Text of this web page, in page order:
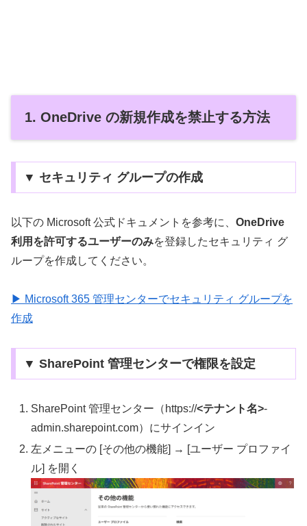
1. OneDrive の新規作成を禁止する方法
▼ セキュリティ グループの作成
以下の Microsoft 公式ドキュメントを参考に、 OneDrive
利用を許可するユーザーのみを登録したセキュリティ グ
ループを作成してください。
▶ Microsoft 365 管理センターでセキュリティ グループを
作成
▼ SharePoint 管理センターで権限を設定
SharePoint 管理センター（https://<テナント名>-
admin.sharepoint.com）にサインイン
左メニューの [その他の機能] → [ユーザー プロファイ
ル] を開く